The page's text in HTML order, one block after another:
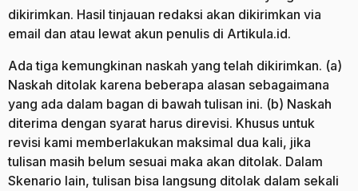
dikirimkan. Hasil tinjauan redaksi akan dikirimkan via
email dan atau lewat akun penulis di Artikula.id.
Ada tiga kemungkinan naskah yang telah dikirimkan. (a)
Naskah ditolak karena beberapa alasan sebagaimana
yang ada dalam bagan di bawah tulisan ini. (b) Naskah
diterima dengan syarat harus direvisi. Khusus untuk
revisi kami memberlakukan maksimal dua kali, jika
tulisan masih belum sesuai maka akan ditolak. Dalam
Skenario lain, tulisan bisa langsung ditolak dalam sekali